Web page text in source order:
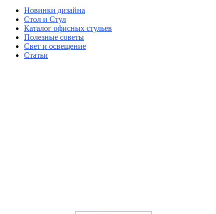
Новинки дизайна
Стол и Стул
Каталог офисных стульев
Полезные советы
Свет и освещение
Статьи